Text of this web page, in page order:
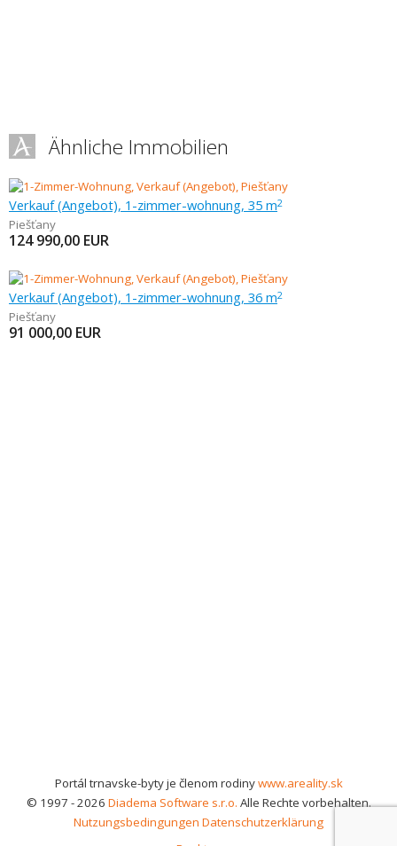
Ähnliche Immobilien
Verkauf (Angebot), 1-zimmer-wohnung, 35 m2
Piešťany
124 990,00 EUR
Verkauf (Angebot), 1-zimmer-wohnung, 36 m2
Piešťany
91 000,00 EUR
Portál trnavske-byty je členom rodinywww.areality.sk
© 1997 - 2026 Diadema Software s.r.o. Alle Rechte vorbehalten.
Nutzungsbedingungen Datenschutzerklärung